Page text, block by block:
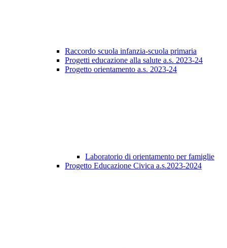
Raccordo scuola infanzia-scuola primaria
Progetti educazione alla salute a.s. 2023-24
Progetto orientamento a.s. 2023-24
Laboratorio di orientamento per famiglie
Progetto Educazione Civica a.s.2023-2024